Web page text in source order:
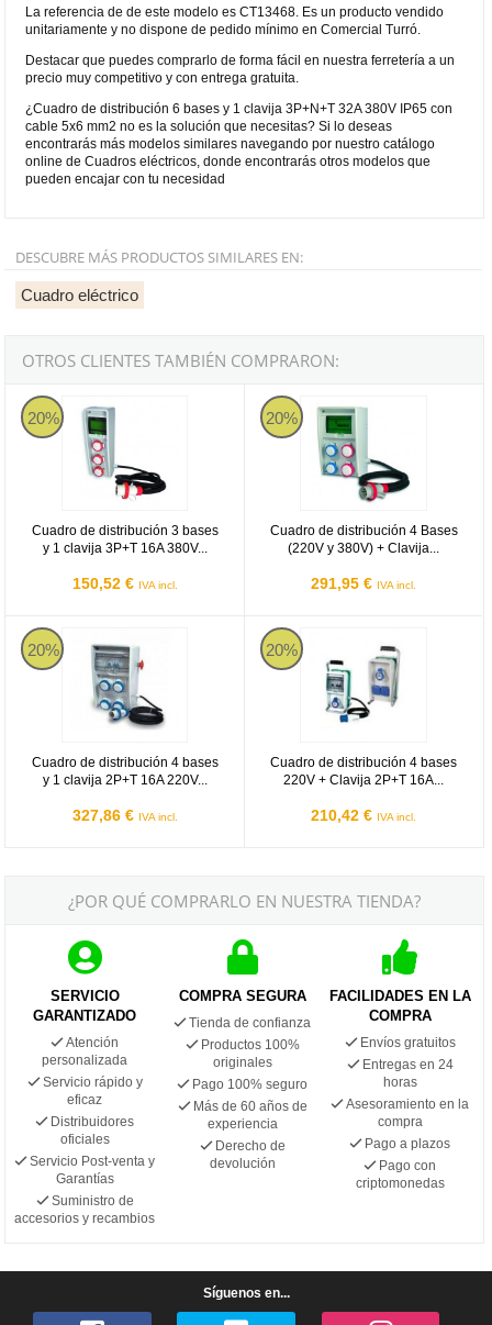
La referencia de de este modelo es CT13468. Es un producto vendido
unitariamente y no dispone de pedido mínimo en Comercial Turró.
Destacar que puedes comprarlo de forma fácil en nuestra ferretería a un
precio muy competitivo y con entrega gratuita.
¿Cuadro de distribución 6 bases y 1 clavija 3P+N+T 32A 380V IP65 con
cable 5x6 mm2 no es la solución que necesitas? Si lo deseas
encontrarás más modelos similares navegando por nuestro catálogo
online de Cuadros eléctricos, donde encontrarás otros modelos que
pueden encajar con tu necesidad
DESCUBRE MÁS PRODUCTOS SIMILARES EN:
Cuadro eléctrico
OTROS CLIENTES TAMBIÉN COMPRARON:
20%
Cuadro de distribución 3 bases
y 1 clavija 3P+T 16A 380V...
150,52 € IVA incl.
Cuadro de distribución 3 bases y 1 clavija 3P+T 16A 380V IP65
20%
Cuadro de distribución 4 Bases
(220V y 380V) + Clavija...
291,95 € IVA incl.
Cuadro de distribución 4 Bases
20%
Cuadro de distribución 4 bases
y 1 clavija 2P+T 16A 220V...
327,86 € IVA incl.
Cuadro de distribución 4 bases y 1 clavija 2P+T 16A 220V IP65
20%
Cuadro de distribución 4 bases
220V + Clavija 2P+T 16A...
210,42 € IVA incl.
Cuadro de distribución 4 bases
¿POR QUÉ COMPRARLO EN NUESTRA TIENDA?
SERVICIO
GARANTIZADO
Atención
personalizada
Servicio rápido y
eficaz
Distribuidores
oficiales
Servicio Post-venta y
Garantías
Suministro de
accesorios y recambios
COMPRA SEGURA
Tienda de confianza
Productos 100%
originales
Pago 100% seguro
Más de 60 años de
experiencia
Derecho de
devolución
FACILIDADES EN LA
COMPRA
Envíos gratuitos
Entregas en 24
horas
Asesoramiento en la
compra
Pago a plazos
Pago con
criptomonedas
Síguenos en...